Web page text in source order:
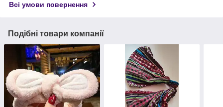
Всі умови повернення
Подібні товари компанії